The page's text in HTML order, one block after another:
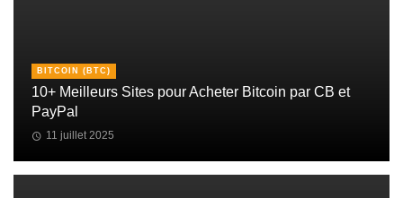
BITCOIN (BTC)
10+ Meilleurs Sites pour Acheter Bitcoin par CB et
PayPal
11 juillet 2025